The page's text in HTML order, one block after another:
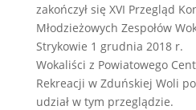
zakończył się XVI Przegląd
Młodzieżowych Zespołów
Strykowie 1 grudnia 2018 r.
Wokaliści z Powiatowego
Rekreacji w Zduńskiej Woli
udział w tym przeglądzie.